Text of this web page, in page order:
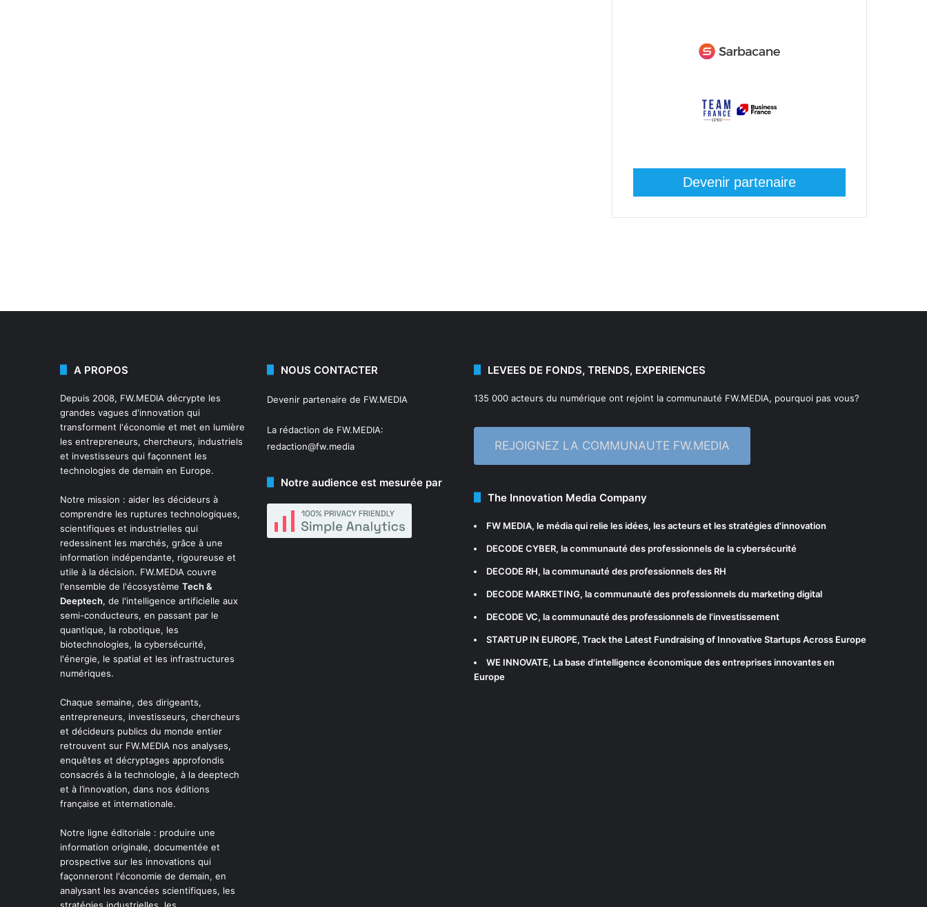
Devenir partenaire
A PROPOS
Depuis 2008, FW.MEDIA décrypte les
grandes vagues d'innovation qui
transforment l'économie et met en lumière
les entrepreneurs, chercheurs, industriels
et investisseurs qui façonnent les
technologies de demain en Europe.
Notre mission : aider les décideurs à
comprendre les ruptures technologiques,
scientifiques et industrielles qui
redessinent les marchés, grâce à une
information indépendante, rigoureuse et
utile à la décision. FW.MEDIA couvre
l'ensemble de l'écosystème Tech &
Deeptech, de l'intelligence artificielle aux
semi-conducteurs, en passant par le
quantique, la robotique, les
biotechnologies, la cybersécurité,
l'énergie, le spatial et les infrastructures
numériques.
Chaque semaine, des dirigeants,
entrepreneurs, investisseurs, chercheurs
et décideurs publics du monde entier
retrouvent sur FW.MEDIA nos analyses,
enquêtes et décryptages approfondis
consacrés à la technologie, à la deeptech
et à l’innovation, dans nos éditions
française et internationale.
Notre ligne éditoriale : produire une
information originale, documentée et
prospective sur les innovations qui
façonneront l'économie de demain, en
analysant les avancées scientifiques, les
stratégies industrielles, les
NOUS CONTACTER
Devenir partenaire de FW.MEDIA
La rédaction de FW.MEDIA:
redaction@fw.media
Notre audience est mesurée par
LEVEES DE FONDS, TRENDS, EXPERIENCES
135 000 acteurs du numérique ont rejoint la communauté FW.MEDIA, pourquoi pas vous?
REJOIGNEZ LA COMMUNAUTE FW.MEDIA
The Innovation Media Company
FW MEDIA, le média qui relie les idées, les acteurs et les stratégies d'innovation
DECODE CYBER, la communauté des professionnels de la cybersécurité
DECODE RH, la communauté des professionnels des RH
DECODE MARKETING, la communauté des professionnels du marketing digital
DECODE VC, la communauté des professionnels de l'investissement
STARTUP IN EUROPE, Track the Latest Fundraising of Innovative Startups Across Europe
WE INNOVATE, La base d'intelligence économique des entreprises innovantes en
Europe